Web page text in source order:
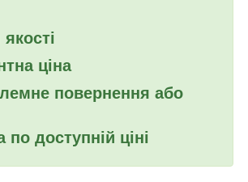
ціна
повернення або
по доступній ціні